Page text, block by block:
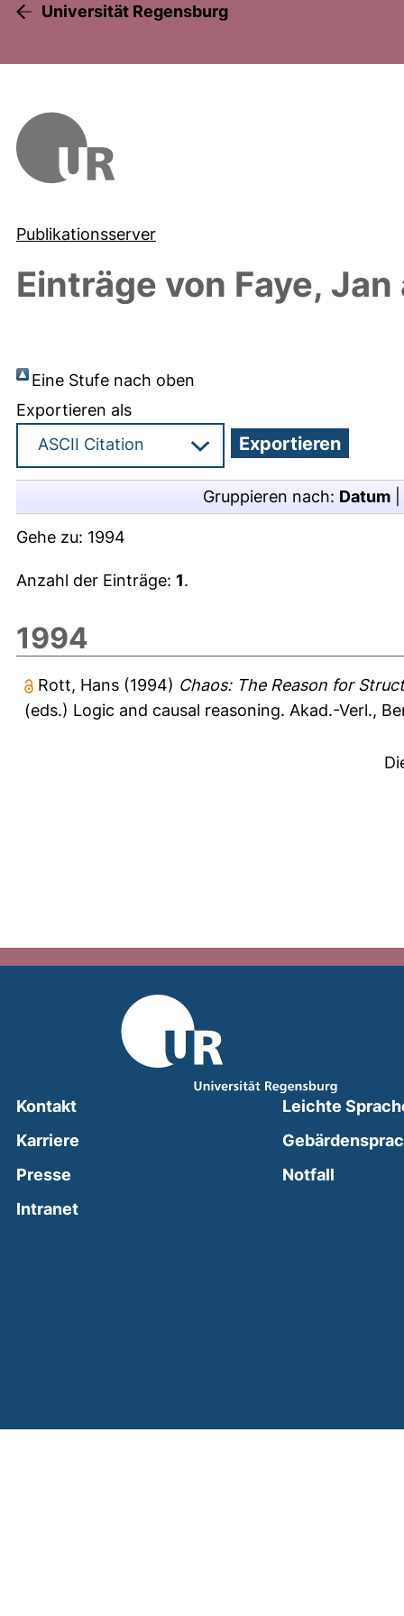
Universität Regensburg
Publikationsserver
Einträge von Faye, Jan
Eine Stufe nach oben
Exportieren als
Gruppieren nach: Datum
Gehe zu: 1994
Anzahl der Einträge: 1.
1994
Rott, Hans (1994) Chaos: The Reason for
(eds.) Logic and causal reasoning. Akad.-Verl.,
Kontakt
Karriere
Presse
Intranet(external link, opens in a new window)
Leichte
Notfall